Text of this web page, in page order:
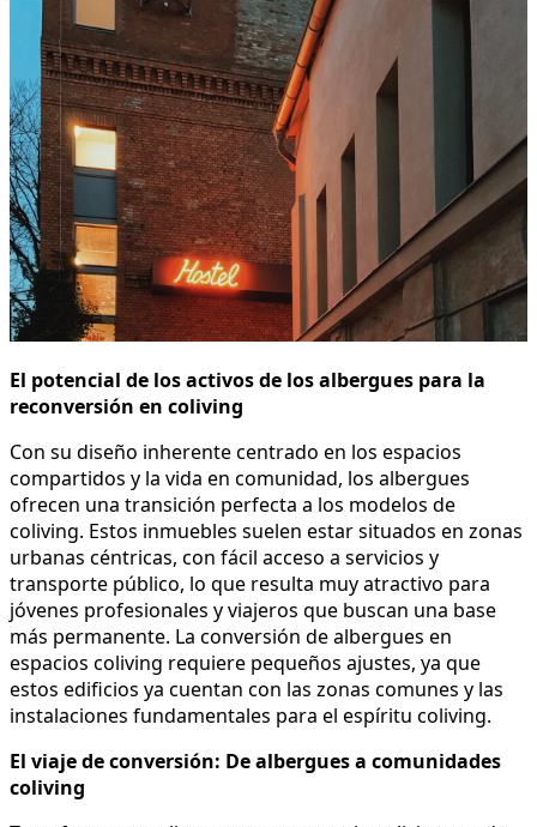
El potencial de los activos de los albergues para la
reconversión en coliving
Con su diseño inherente centrado en los espacios
compartidos y la vida en comunidad, los albergues
ofrecen una transición perfecta a los modelos de
coliving. Estos inmuebles suelen estar situados en zonas
urbanas céntricas, con fácil acceso a servicios y
transporte público, lo que resulta muy atractivo para
jóvenes profesionales y viajeros que buscan una base
más permanente. La conversión de albergues en
espacios coliving requiere pequeños ajustes, ya que
estos edificios ya cuentan con las zonas comunes y las
instalaciones fundamentales para el espíritu coliving.
El viaje de conversión: De albergues a comunidades
coliving